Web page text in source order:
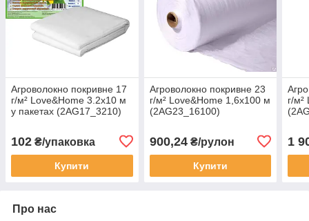
Агроволокно покривне 17
г/м² Love&Home 3.2х10 м
у пакетах (2AG17_3210)
102 ₴/упаковка
Купити
Агроволокно покривне 23
г/м² Love&Home 1,6х100 м
(2AG23_16100)
900,24₴/рулон
Купити
г/
1
Про нас